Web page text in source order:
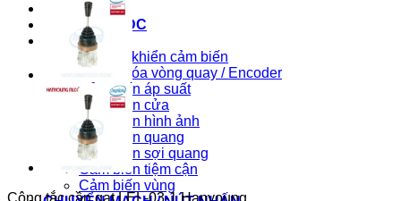
BIẾN TẦN
BỘ NGUỒN DC
CẢM BIẾN
Bộ điều khiển cảm biến
Bộ mã hóa vòng quay / Encoder
Cảm biến áp suất
Cảm biến cửa
Cảm biến hình ảnh
Cảm biến quang
Cảm biến sợi quang
Cảm biến tiệm cận
Cảm biến vùng
Công tắc cần gạt LEL-03-1 Hanyoung